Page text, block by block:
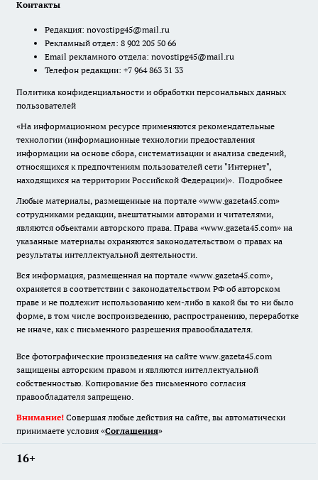
Контакты
Редакция: novostipg45@mail.ru
Рекламный отдел: 8 902 205 50 66
Email рекламного отдела: novostipg45@mail.ru
Телефон редакции: +7 964 863 31 33
Политика конфиденциальности и обработки персональных данных
пользователей
«На информационном ресурсе применяются рекомендательные
технологии (информационные технологии предоставления
информации на основе сбора, систематизации и анализа сведений,
относящихся к предпочтениям пользователей сети "Интернет",
находящихся на территории Российской Федерации)». Подробнее
Любые материалы, размещенные на портале «www.gazeta45.com»
сотрудниками редакции, внештатными авторами и читателями,
являются объектами авторского права. Права «www.gazeta45.com» на
указанные материалы охраняются законодательством о правах на
результаты интеллектуальной деятельности.
Вся информация, размещенная на портале «www.gazeta45.com»,
охраняется в соответствии с законодательством РФ об авторском
праве и не подлежит использованию кем-либо в какой бы то ни было
форме, в том числе воспроизведению, распространению, переработке
не иначе, как с письменного разрешения правообладателя.
Все фотографические произведения на сайте www.gazeta45.com
защищены авторским правом и являются интеллектуальной
собственностью. Копирование без письменного согласия
правообладателя запрещено.
Внимание! Совершая любые действия на сайте, вы автоматически
принимаете условия «Cоглашения»
16+